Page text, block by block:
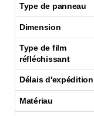
Type de panneau
Dimension
Type de film
réfléchissant
Délais d'expédition
Matériau